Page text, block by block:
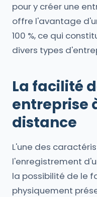
pour y créer une
offre l'avantage
100 %, ce qui
divers types
La facilité
entreprise
distance
L'une des
l'enregistrement
la possibilité de le
physiquement